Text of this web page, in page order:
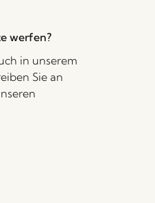
werfen?
in unserem
Sie an